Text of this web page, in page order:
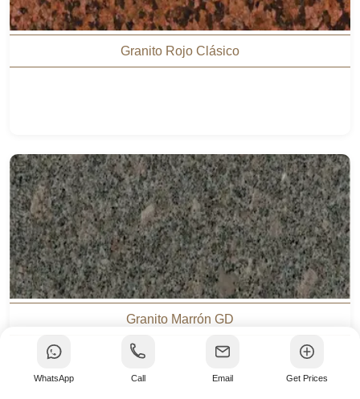
Granito Rojo Clásico
Granito Marrón GD
WhatsApp Call Email Get Prices